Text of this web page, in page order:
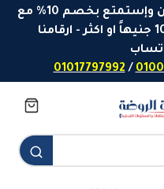
او إدفع اونلاين وإستمتع بخصم 10% مع
شحن مجاني لأي طلب بـ 1000 جنيهاً او اكثر - ارقامنا
/
01017797992